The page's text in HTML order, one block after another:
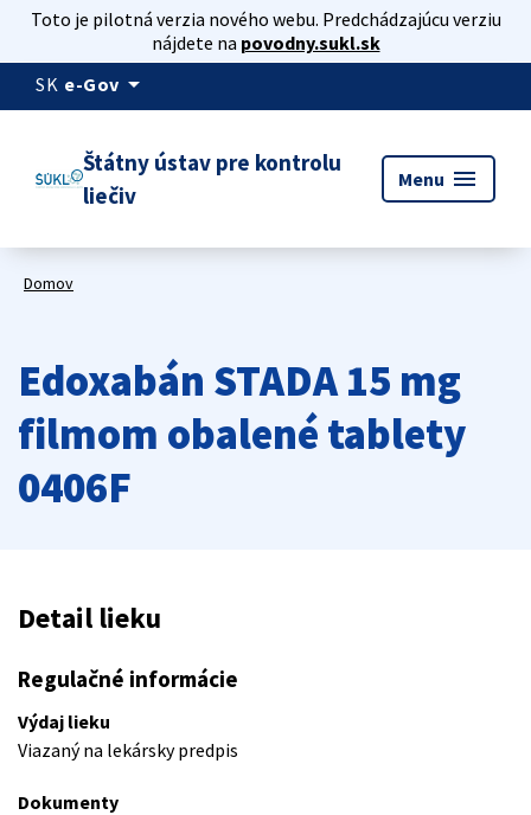
Toto je pilotná verzia nového webu. Predchádzajúcu verziu
nájdete na povodny.sukl.sk
SK e-Gov arrow_drop_down
Štátny ústav pre kontrolu
liečiv
Menu menu
Domov
Edoxabán STADA 15 mg
filmom obalené tablety
0406F
Detail lieku
Regulačné informácie
Výdaj lieku
Viazaný na lekársky predpis
Dokumenty